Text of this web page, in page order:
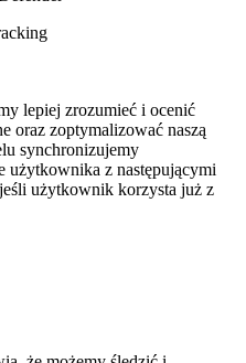
lepiej zrozumieć i ocenić
oraz zoptymalizować naszą
synchronizujemy
użytkownika z następującymi
użytkownik korzysta już z